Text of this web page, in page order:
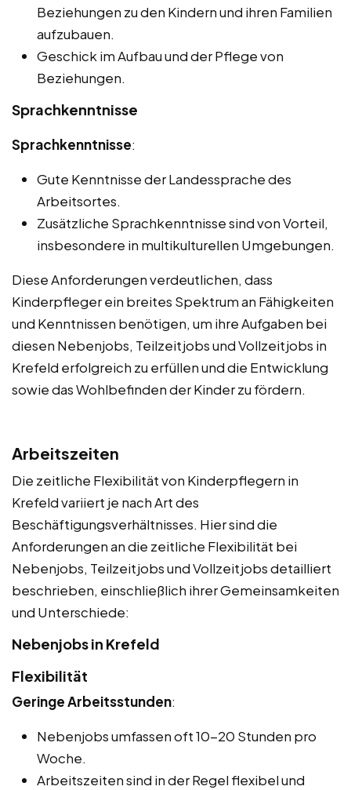
Beziehungen zu den Kindern und ihren Familien
aufzubauen.
Geschick im Aufbau und der Pflege von
Beziehungen.
Sprachkenntnisse
Sprachkenntnisse:
Gute Kenntnisse der Landessprache des
Arbeitsortes.
Zusätzliche Sprachkenntnisse sind von Vorteil,
insbesondere in multikulturellen Umgebungen.
Diese Anforderungen verdeutlichen, dass
Kinderpfleger ein breites Spektrum an Fähigkeiten
und Kenntnissen benötigen, um ihre Aufgaben bei
diesen Nebenjobs, Teilzeitjobs und Vollzeitjobs in
Krefeld erfolgreich zu erfüllen und die Entwicklung
sowie das Wohlbefinden der Kinder zu fördern.
Arbeitszeiten
Die zeitliche Flexibilität von Kinderpflegern in
Krefeld variiert je nach Art des
Beschäftigungsverhältnisses. Hier sind die
Anforderungen an die zeitliche Flexibilität bei
Nebenjobs, Teilzeitjobs und Vollzeitjobs detailliert
beschrieben, einschließlich ihrer Gemeinsamkeiten
und Unterschiede:
Nebenjobs in Krefeld
Flexibilität
Geringe Arbeitsstunden:
Nebenjobs umfassen oft 10-20 Stunden pro
Woche.
Arbeitszeiten sind in der Regel flexibel und